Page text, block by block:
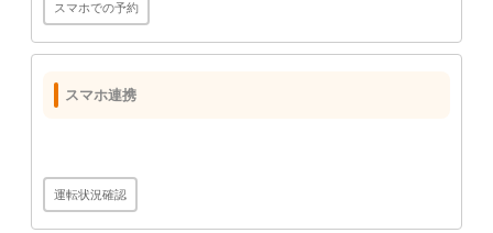
スマホでの予約
スマホ連携
運転状況確認